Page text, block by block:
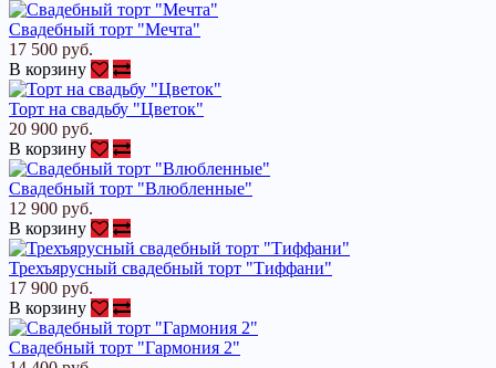
Свадебный торт "Мечта"
17 500 руб.
В корзину
Торт на свадьбу "Цветок"
20 900 руб.
В корзину
Свадебный торт "Влюбленные"
12 900 руб.
В корзину
Трехъярусный свадебный торт "Тиффани"
17 900 руб.
В корзину
Свадебный торт "Гармония 2"